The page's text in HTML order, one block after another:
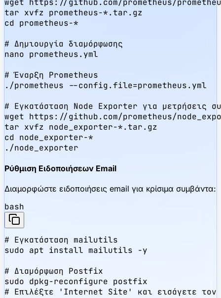
wget https://github.com/prometheus/
tar xvfz prometheus-*.tar.gz
cd prometheus-*
# Δημιουργία διαμόρφωσης
nano prometheus.yml
# Έναρξη Prometheus
./prometheus --config.file=prometheus.yml
# Εγκατάσταση Node Exporter για μετρήσεις
wget https://github.com/prometheus/
tar xvfz node_exporter-*.tar.gz
cd node_exporter-*
./node_exporter
Ρύθμιση Ειδοποιήσεων Email
Διαμορφώστε ειδοποιήσεις email για κρίσιμα συμβάντα:
bash
# Εγκατάσταση mailutils
sudo apt install mailutils -y
# Διαμόρφωση Postfix
sudo dpkg-reconfigure postfix
# Επιλέξτε 'Internet Site' και εισάγετε τον